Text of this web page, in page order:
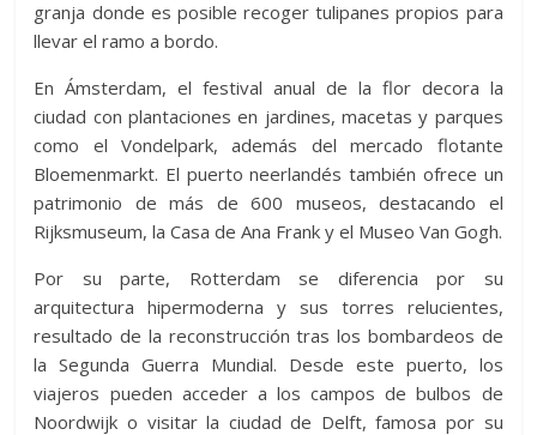
granja donde es posible recoger tulipanes propios para
llevar el ramo a bordo.
En Ámsterdam, el festival anual de la flor decora la
ciudad con plantaciones en jardines, macetas y parques
como el Vondelpark, además del mercado flotante
Bloemenmarkt. El puerto neerlandés también ofrece un
patrimonio de más de 600 museos, destacando el
Rijksmuseum, la Casa de Ana Frank y el Museo Van Gogh.
Por su parte, Rotterdam se diferencia por su
arquitectura hipermoderna y sus torres relucientes,
resultado de la reconstrucción tras los bombardeos de
la Segunda Guerra Mundial. Desde este puerto, los
viajeros pueden acceder a los campos de bulbos de
Noordwijk o visitar la ciudad de Delft, famosa por su